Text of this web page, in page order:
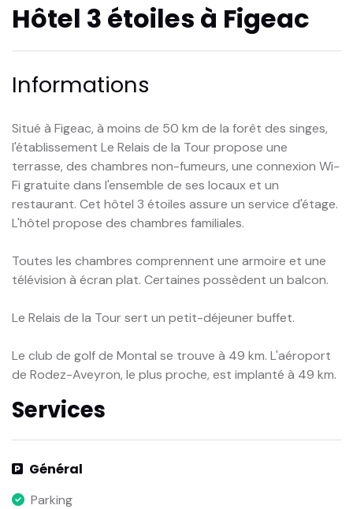
Hôtel 3 étoiles à Figeac
Informations
Situé à Figeac, à moins de 50 km de la forêt des singes,
l'établissement Le Relais de la Tour propose une
terrasse, des chambres non-fumeurs, une connexion Wi-
Fi gratuite dans l'ensemble de ses locaux et un
restaurant. Cet hôtel 3 étoiles assure un service d'étage.
L'hôtel propose des chambres familiales.
Toutes les chambres comprennent une armoire et une
télévision à écran plat. Certaines possèdent un balcon.
Le Relais de la Tour sert un petit-déjeuner buffet.
Le club de golf de Montal se trouve à 49 km. L'aéroport
de Rodez-Aveyron, le plus proche, est implanté à 49 km.
Services
Général
Parking